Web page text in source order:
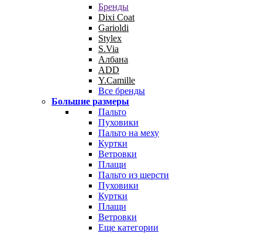
Бренды
Dixi Coat
Garioldi
Stylex
S.Via
Албана
ADD
Y.Camille
Все бренды
Большие размеры
Пальто
Пуховики
Пальто на меху
Куртки
Ветровки
Плащи
Пальто из шерсти
Пуховики
Куртки
Плащи
Ветровки
Еще категории